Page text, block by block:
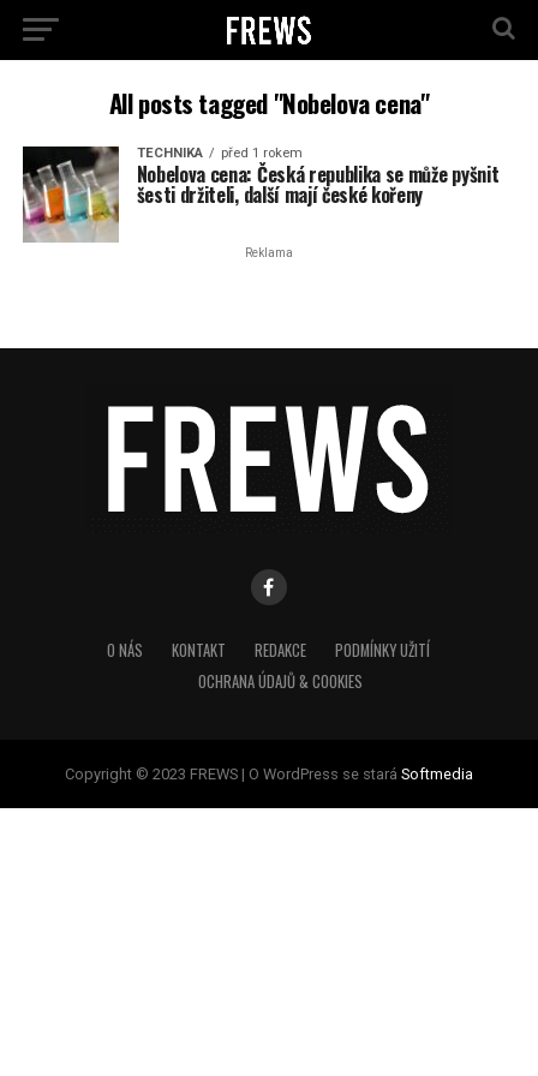
All posts tagged "Nobelova cena"
TECHNIKA před 1 rokem
Nobelova cena: Česká republika se může pyšnit
šesti držiteli, další mají české kořeny
Reklama
O NÁS KONTAKT REDAKCE
PODMÍNKY UŽITÍ
OCHRANA ÚDAJŮ & COOKIES
Copyright © 2023 FREWS | O WordPress se stará Softmedia